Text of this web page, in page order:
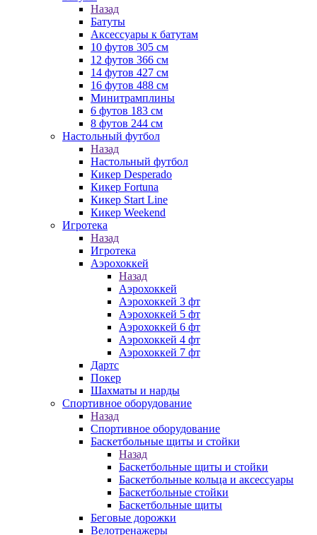
Назад
Батуты
Аксессуары к батутам
10 футов 305 см
12 футов 366 см
14 футов 427 см
16 футов 488 см
Минитрамплины
6 футов 183 см
8 футов 244 см
Настольный футбол
Назад
Настольный футбол
Кикер Desperado
Кикер Fortuna
Кикер Start Line
Кикер Weekend
Игротека
Назад
Игротека
Аэрохоккей
Назад
Аэрохоккей
Аэрохоккей 3 фт
Аэрохоккей 5 фт
Аэрохоккей 6 фт
Аэрохоккей 4 фт
Аэрохоккей 7 фт
Дартс
Покер
Шахматы и нарды
Спортивное оборудование
Назад
Спортивное оборудование
Баскетбольные щиты и стойки
Назад
Баскетбольные щиты и стойки
Баскетбольные кольца и аксессуары
Баскетбольные стойки
Баскетбольные щиты
Беговые дорожки
Велотренажеры